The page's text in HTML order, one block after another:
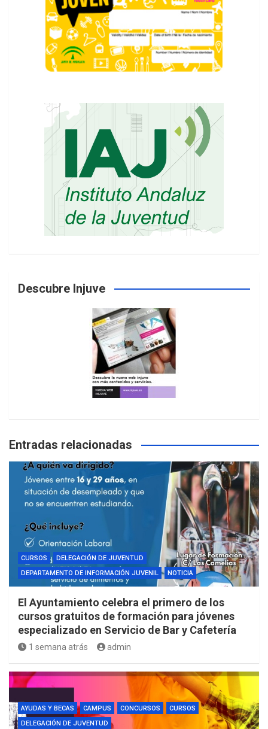
Descubre Injuve
Entradas relacionadas
CURSOS
DELEGACIÓN DE JUVENTUD
DEPARTAMENTO DE INFORMACIÓN JUVENIL
NOTICIA
El Ayuntamiento celebra el primero de los
cursos gratuitos de formación para jóvenes
especializado en Servicio de Bar y Cafetería
1 semana atrás admin
AYUDAS Y BECAS CAMPUS CONCURSOS
CURSOS
DELEGACIÓN DE JUVENTUD